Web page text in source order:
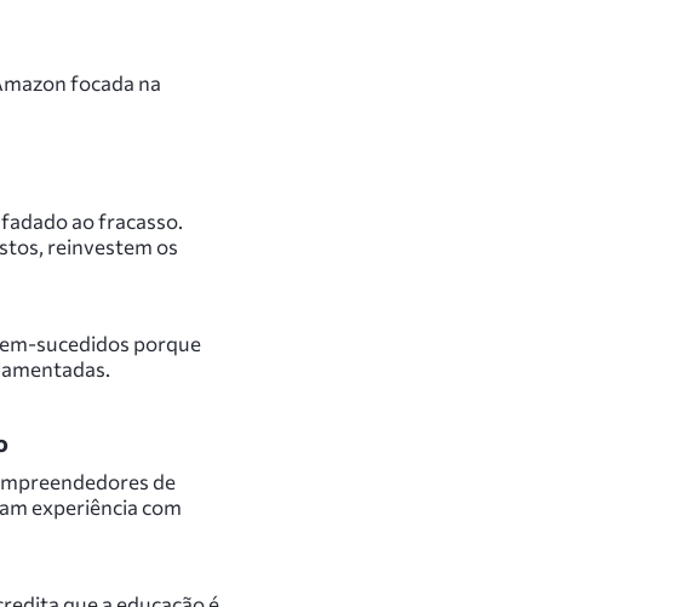
focada na
ao fracasso.
reinvestem os
sucedidos porque
de
experiência com